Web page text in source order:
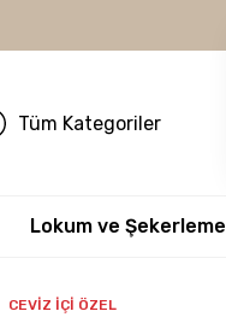
Tüm Kategoriler
Lokum ve Şekerleme
CEVİZ İÇİ ÖZEL